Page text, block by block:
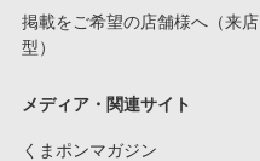
掲載をご希望の店舗様へ（来店
型）
メディア・関連サイト
くまポンマガジン